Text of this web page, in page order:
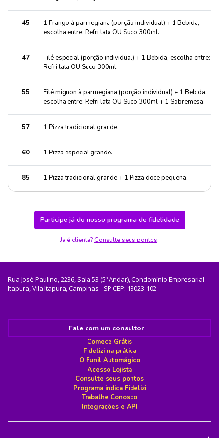
45
1 Frango à parmegiana (porção individual) + 1 Bebida,
escolha entre: Refri lata OU Suco 300ml.
47
Filé especial (porção individual) + 1 Bebida, escolha entre:
Refri lata OU Suco 300ml.
55
Filé mignon à parmegiana (porção individual) + 1 Bebida,
escolha entre: Refri lata OU Suco 300ml + 1 Sobremesa.
57 1 Pizza tradicional grande.
60 1 Pizza especial grande.
85 1 Pizza tradicional grande + 1 Pizza doce pequena.
Participe já do nosso programa de fidelidade
Ja é cliente?Consulte seus pontos.
Rua José Paulino, 2236, Sala 53 (5º Andar), Condomínio Empresarial
Itapura, Vila Itapura, Campinas - SP CEP: 13023-102
Fale com um consultor
Comece Grátis
Fidelizi na prática
O Funil Automágico
Acesso Lojista
Consulte seus pontos
Programa indica Fidelizi
Trabalhe Conosco
Integrações e API